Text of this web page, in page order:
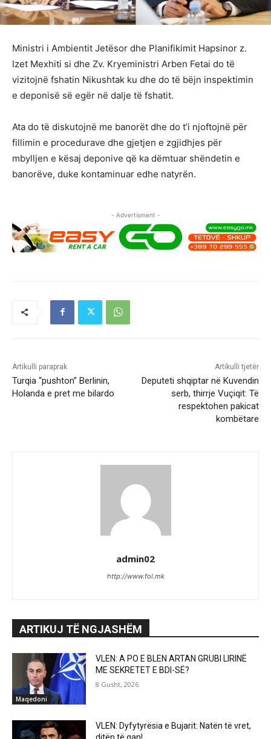
Ministri i Ambientit Jetësor dhe Planifikimit Hapsinor z.
Izet Mexhiti si dhe Zv. Kryeministri Arben Fetai do të
vizitojnë fshatin Nikushtak ku dhe do të bëjn inspektimin
e deponisë së egër në dalje të fshatit.
Ata do të diskutojnë me banorët dhe do t’i njoftojnë për
fillimin e procedurave dhe gjetjen e zgjidhjes për
mbylljen e kësaj deponive që ka dëmtuar shëndetin e
banorëve, duke kontaminuar edhe natyrën.
- Advertisment -
Artikulli paraprak
Turqia “pushton” Berlinin,
Holanda e pret me bilardo
Artikulli tjetër
Deputeti shqiptar në Kuvendin
serb, thirrje Vuçiqit: Të
respektohen pakicat
kombëtare
admin02
http://www.fol.mk
ARTIKUJ TË NGJASHËM
Maqedoni
VLEN: A PO E BLEN ARTAN GRUBI LIRINË
ME SEKRETET E BDI-SË?
8 Gusht, 2026
VLEN: Dyfytyrësia e Bujarit: Natën të vret,